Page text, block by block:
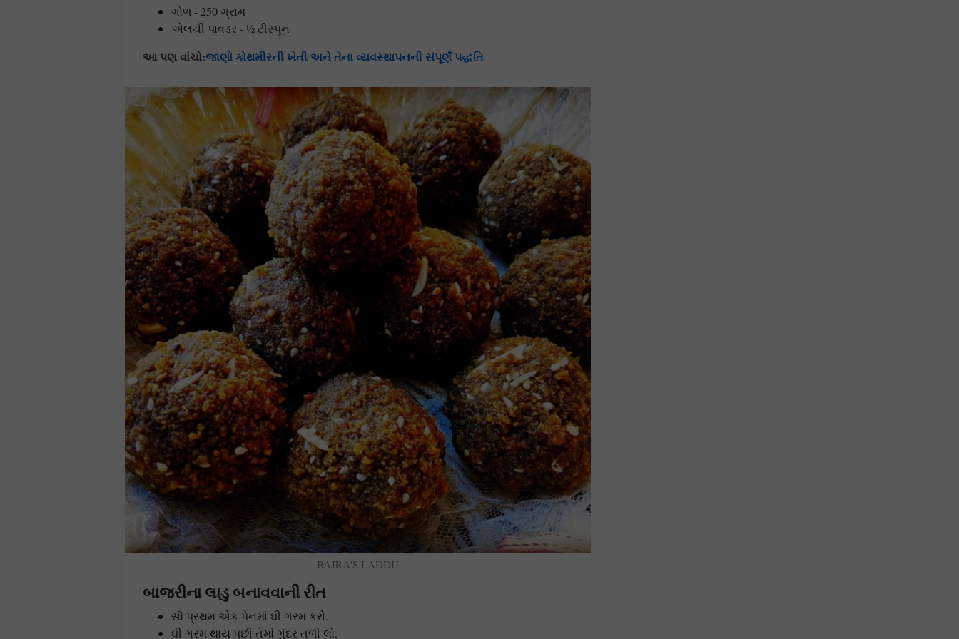
ગોળ - 250 ગ્રામ
એલચી પાવડર - ½ ટીસ્પૂન
આ પણ વાંચો:જાણો કોથમીરની ખેતી અને તેના વ્યવસ્થાપનની સંપૂર્ણ પદ્ધતિ
BAJRA'S LADDU
બાજરીના લાડુ બનાવવાની રીત
સૌ પ્રથમ એક પેનમાં ઘી ગરમ કરો.
ઘી ગરમ થાય પછી તેમાં ગુંદર તળી લો.